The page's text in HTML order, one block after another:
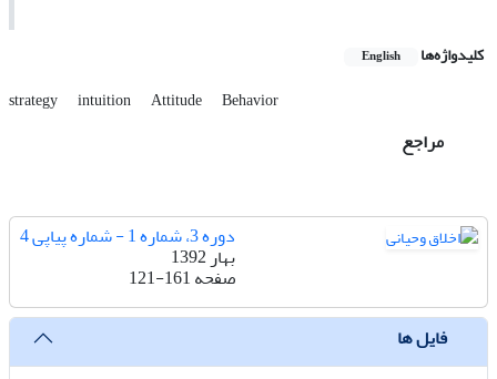
کلیدواژه‌ها English
strategy intuition Attitude Behavior
مراجع
دوره 3، شماره 1 - شماره پیاپی 4
بهار 1392
صفحه121-161
فایل ها